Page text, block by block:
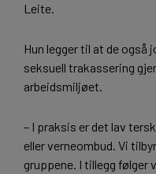
Leite.
Hun legger til at de også
seksuell trakassering
arbeidsmiljøet.
– I praksis er det lav
eller verneombud. Vi
gruppene. I tillegg følger